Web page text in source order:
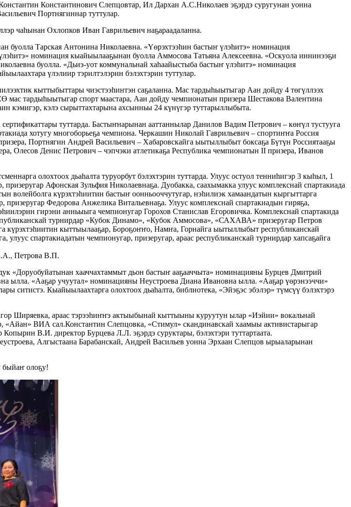
Константинович Слепцовтар, Ил Дархан А.С.Николаев эҕэрдэ суругунан уонна
Портнягиннар туттулар.
чаһынан Охлопков Иван Гаврильевич наҕараадаланна.
буолла Тарская Антонина Николаевна. «Үөрэхтээһин бастыҥ үлэһитэ» номинация
номинация кыайыылааҕынан буолла Аммосова Татьяна Алексеевна. «Оскуола иннинээҕи
буолла. «Дьиэ-уот коммунальнай хаһаайыстыба бастыҥ үлэһитэ» номинация
үлэлиир тэрилтэлэрин бэлэхтэрин туттулар.
кыттыбыттары чиэстээһинтэн саҕаланна. Мас тардыһыытыгар Аан дойду 4 төгүллээх
тардыһыытыгар спорт маастара, Аан дойду чемпионатын призера Шестакова Валентина
кэмигэр, кэлэ сырыттахтарына ахсынньы 24 күнүгэр туттарыллыбыта.
туттарда. Бастыҥнарынан ааттаннылар Данилов Вадим Петрович – көҥүл тустууга
хотугу многоборьеҕа чемпиона. Черкашин Николай Гаврильевич – спортиҥҥа Россия
Портнягин Андрей Васильевич – Хабаровскайга ыытыллыбыт боксаҕа Бүтүн Россиятааҕы
Олесов Денис Петрович – чэпчэки атлетикаҕа Республика чемпионатын II призера, Иванов
олохтоох дьаһалта туруорбут бэлэхтэрин туттарда. Улуус остуол тенниһигэр 3 кыһыл, 1
Афонская Зульфия Николаевнаҕа. Дуобакка, саахымакка улуус комплекснай спартакиада
волейболга күрэхтэһиитин бастыҥ оонньооччутугар, нэһилиэк хамаандатын кыргыттарга
Федорова Анжелика Витальевнаҕа. Улуус комплекснай спартакиадын гиряҕа,
гирэни анньыыга чемпионугар Горохов Станислав Егоровичка. Комплекснай спартакида
турнирдар «Кубок Динамо», «Кубок Аммосова», «САХАВА» призеругар Петров
кыттыылааҕар, Бороҕоҥҥо, Намҥа, Горнайга ыытыллыбыт республиканскай
спартакиадатын чемпионугар, призеругар, араас республиканскай турнирдар хапсаҕайга
Петрова В.П.
«Доруобуйатынан хааччахтаммыт дьон бастыҥ ааҕааччыта» номинацияны Бурцев Дмитрий
ылла. «Ааҕар учуутал» номинацияны Неустроева Диана Ивановна ылла. «Ааҕар үөрэнээччи»
Кыайыылаахтарга олохтоох дьаһалта, библиотека, «Эйэҕэс эбэлэр» түмсүү бэлэхтэрэ
Ширяевка, араас тэрээһиҥҥэ актыыбынай кыттыыны куруутун ылар «Иэйии» вокальнай
«Айан» ВИА сал.Константин Слепцовка, «Стимул» скандинавскай хаамыы активистарыгар
В.И. директор Бурцева Л.Л. эҕэрдэ суруктары, бэлэхтэри туттартаата.
Алгыстаана Барабанскай, Андрей Васильев уонна Эрхаан Слепцов ырыаларынан
быйаҥ олоҕу!